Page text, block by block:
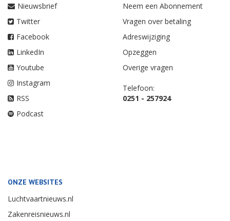
Nieuwsbrief
Twitter
Facebook
LinkedIn
Youtube
Instagram
RSS
Podcast
Neem een Abonnement
Vragen over betaling
Adreswijziging
Opzeggen
Overige vragen
Telefoon:
0251 - 257924
ONZE WEBSITES
Luchtvaartnieuws.nl
Zakenreisnieuws.nl